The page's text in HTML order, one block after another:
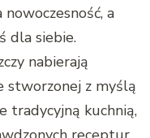
a
dla siebie.
nabierają
stworzonej z myślą
tradycyjną kuchnią,